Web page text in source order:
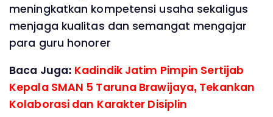
meningkatkan kompetensi usaha sekaligus
menjaga kualitas dan semangat mengajar
para guru honorer
Baca Juga: Kadindik Jatim Pimpin Sertijab
Kepala SMAN 5 Taruna Brawijaya, Tekankan
Kolaborasi dan Karakter Disiplin